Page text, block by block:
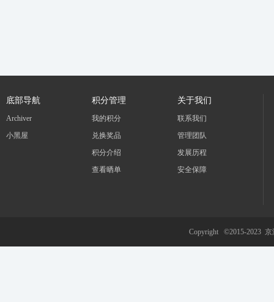
底部导航
Archiver
小黑屋
积分管理
我的积分
兑换奖品
积分介绍
查看晒单
关于我们
联系我们
管理团队
发展历程
安全保障
Copyright ©2015-2023 京